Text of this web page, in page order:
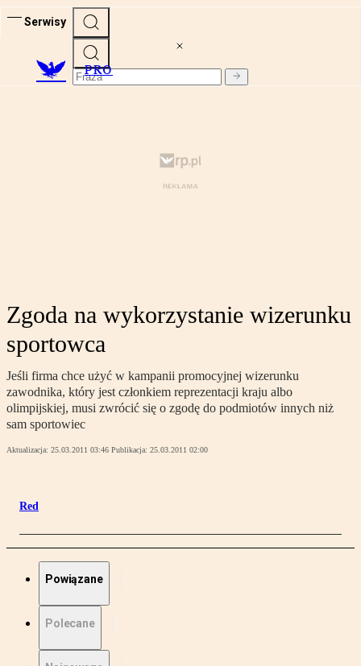
Serwisy
PRO
Zgoda na wykorzystanie wizerunku
sportowca
Jeśli firma chce użyć w kampanii promocyjnej wizerunku
zawodnika, który jest członkiem reprezentacji kraju albo
olimpijskiej, musi zwrócić się o zgodę do podmiotów innych niż
sam sportowiec
Aktualizacja: 25.03.2011 03:46 Publikacja: 25.03.2011 02:00
Red
Powiązane
Polecane